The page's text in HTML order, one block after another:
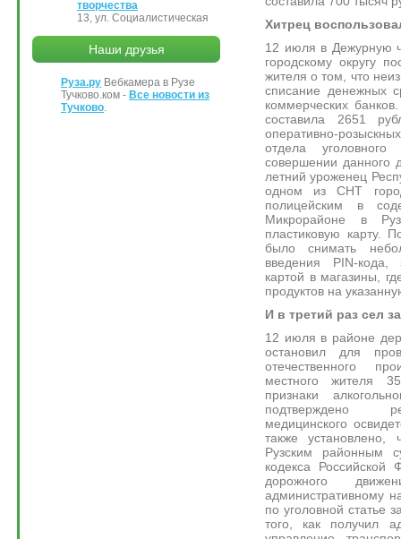
Хитрец
12 июля в Дежурную
городскому округу
жителя о том, что
списание денежных
коммерческих
составила 2651
оперативно-
отдела
совершении данного
летний уроженец
одном из СНТ
полицейским в
Микрорайоне в
пластиковую карту.
было снимать
введения PIN-кода,
картой в магазины,
продуктов на
И в третий раз сел
12 июля в районе
остановил для
отечественного
местного жителя
признаки
подтверждено
медицинского
также установлено,
Рузским районным
кодекса
дорожного
административному
по уголовной статье
того, как получил
творчества
13, ул. Социалистическая
Наши друзья
Руза.ру Вебкамера в Рузе
Тучково.ком - Все новости из
Тучково.